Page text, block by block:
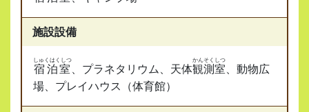
施設設備
宿泊室
しゅくはくしつ
、プラネタリウム、天体観測室
かんそくしつ
、動物広
場、プレイハウス（体育館）